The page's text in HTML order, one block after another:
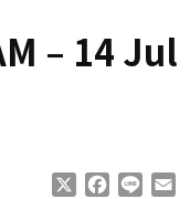
– 14 Jul
Facebook
Line